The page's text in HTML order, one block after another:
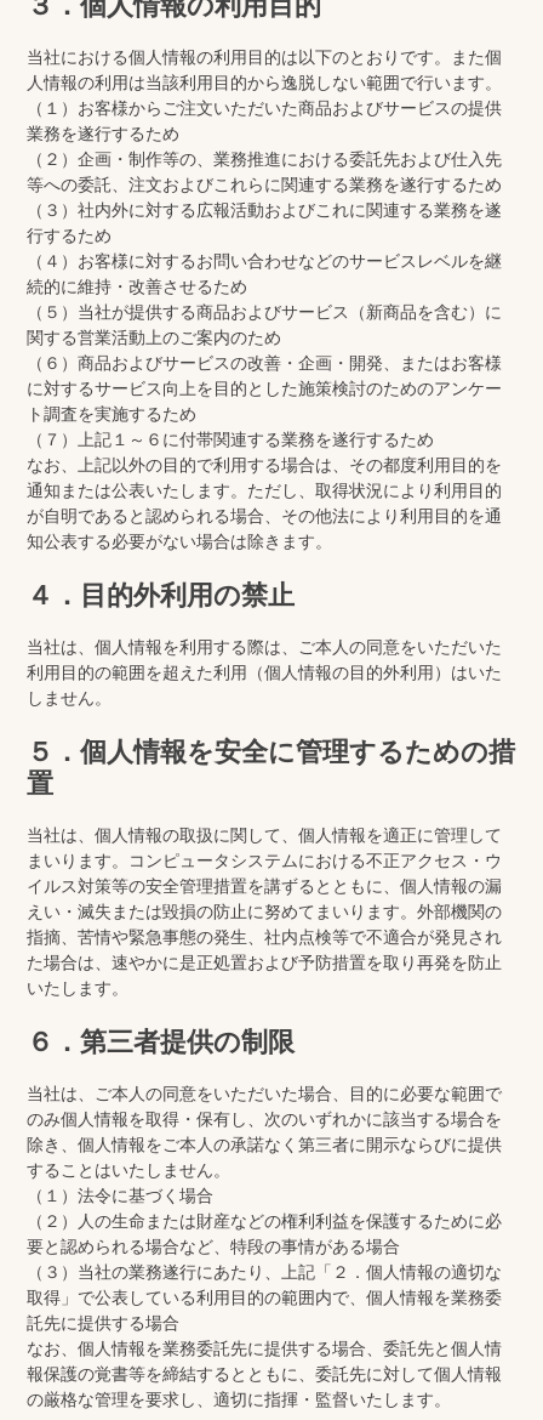
当社における個人情報の利用目的は以下のとおりです。また個
人情報の利用は当該利用目的から逸脱しない範囲で行います。
（１）お客様からご注文いただいた商品およびサービスの提供
業務を遂行するため
（２）企画・制作等の、業務推進における委託先および仕入先
等への委託、注文およびこれらに関連する業務を遂行するため
（３）社内外に対する広報活動およびこれに関連する業務を遂
行するため
（４）お客様に対するお問い合わせなどのサービスレベルを継
続的に維持・改善させるため
（５）当社が提供する商品およびサービス（新商品を含む）に
関する営業活動上のご案内のため
（６）商品およびサービスの改善・企画・開発、またはお客様
に対するサービス向上を目的とした施策検討のためのアンケー
ト調査を実施するため
（７）上記１～６に付帯関連する業務を遂行するため
なお、上記以外の目的で利用する場合は、その都度利用目的を
通知または公表いたします。ただし、取得状況により利用目的
が自明であると認められる場合、その他法により利用目的を通
知公表する必要がない場合は除きます。
４．目的外利用の禁止
当社は、個人情報を利用する際は、ご本人の同意をいただいた
利用目的の範囲を超えた利用（個人情報の目的外利用）はいた
しません。
５．個人情報を安全に管理するための措
置
当社は、個人情報の取扱に関して、個人情報を適正に管理して
まいります。コンピュータシステムにおける不正アクセス・ウ
イルス対策等の安全管理措置を講ずるとともに、個人情報の漏
えい・滅失または毀損の防止に努めてまいります。外部機関の
指摘、苦情や緊急事態の発生、社内点検等で不適合が発見され
た場合は、速やかに是正処置および予防措置を取り再発を防止
いたします。
６．第三者提供の制限
当社は、ご本人の同意をいただいた場合、目的に必要な範囲で
のみ個人情報を取得・保有し、次のいずれかに該当する場合を
除き、個人情報をご本人の承諾なく第三者に開示ならびに提供
することはいたしません。
（１）法令に基づく場合
（２）人の生命または財産などの権利利益を保護するために必
要と認められる場合など、特段の事情がある場合
（３）当社の業務遂行にあたり、上記「２．個人情報の適切な
取得」で公表している利用目的の範囲内で、個人情報を業務委
託先に提供する場合
なお、個人情報を業務委託先に提供する場合、委託先と個人情
報保護の覚書等を締結するとともに、委託先に対して個人情報
の厳格な管理を要求し、適切に指揮・監督いたします。